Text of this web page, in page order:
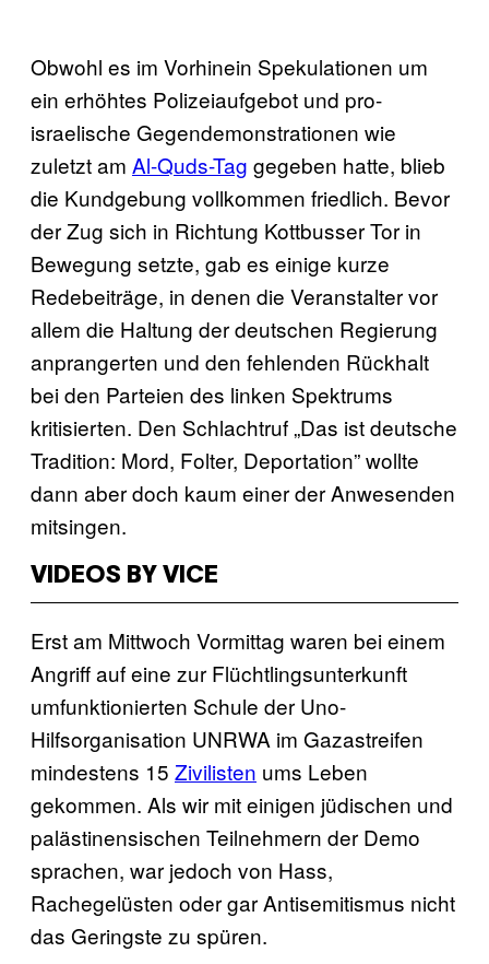
Obwohl es im Vorhinein Spekulationen um
ein erhöhtes Polizeiaufgebot und pro-
israelische Gegendemonstrationen wie
zuletzt am Al-Quds-Tag gegeben hatte, blieb
die Kundgebung vollkommen friedlich. Bevor
der Zug sich in Richtung Kottbusser Tor in
Bewegung setzte, gab es einige kurze
Redebeiträge, in denen die Veranstalter vor
allem die Haltung der deutschen Regierung
anprangerten und den fehlenden Rückhalt
bei den Parteien des linken Spektrums
kritisierten. Den Schlachtruf „Das ist deutsche
Tradition: Mord, Folter, Deportation” wollte
dann aber doch kaum einer der Anwesenden
mitsingen.
VIDEOS BY VICE
Erst am Mittwoch Vormittag waren bei einem
Angriff auf eine zur Flüchtlingsunterkunft
umfunktionierten Schule der Uno-
Hilfsorganisation UNRWA im Gazastreifen
mindestens 15 Zivilisten ums Leben
gekommen. Als wir mit einigen jüdischen und
palästinensischen Teilnehmern der Demo
sprachen, war jedoch von Hass,
Rachegelüsten oder gar Antisemitismus nicht
das Geringste zu spüren.